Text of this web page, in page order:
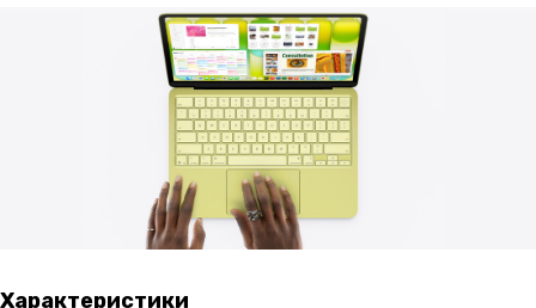
Характеристики